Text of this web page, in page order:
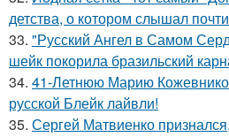
детства, о котором слышал
33. "Русский Ангел в Самом
шейк покорила бразильский
34. 41-Летнюю Марию
русской Блейк лайвли!
35. Сергей Матвиенко